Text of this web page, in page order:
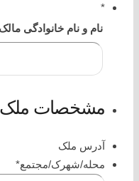
*
نام و نام خانوادگی
مشخصات ملک
آدرس ملک
محله/شهرک/مجتمع*